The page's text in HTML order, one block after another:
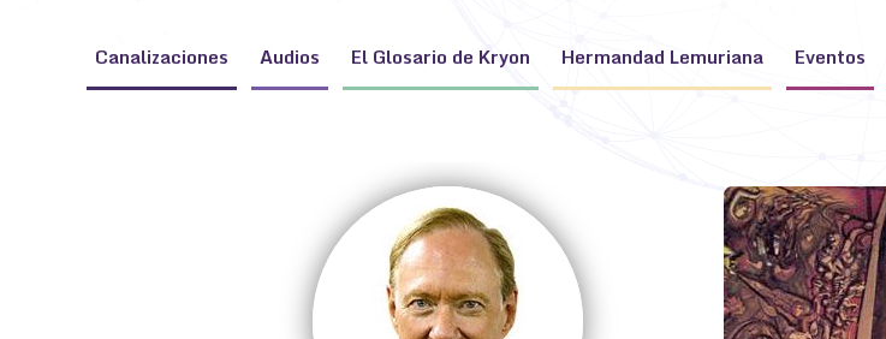
Canalizaciones Audios El Glosario de Kryon Hermandad Lemuriana Eventos